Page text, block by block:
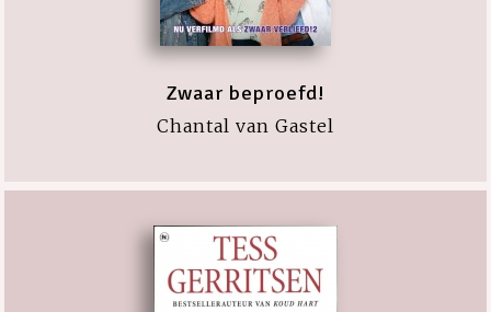
Zwaar beproefd!
Chantal van Gastel